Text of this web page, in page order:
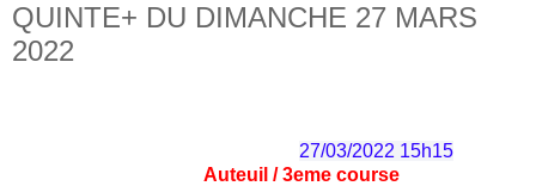
QUINTE+ DU DIMANCHE 27 MARS
2022
27/03/2022 15h15
Auteuil / 3eme course